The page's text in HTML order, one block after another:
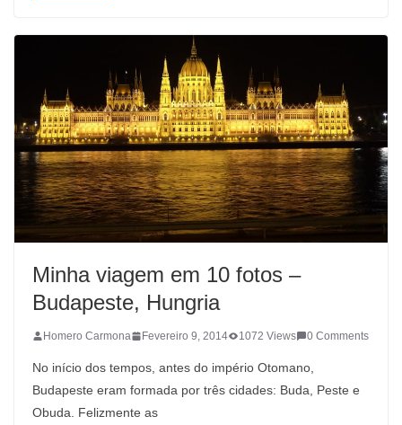
Minha viagem em 10 fotos –
Budapeste, Hungria
Homero Carmona Fevereiro 9, 2014 1072 Views 0 Comments
No início dos tempos, antes do império Otomano,
Budapeste eram formada por três cidades: Buda, Peste e
Obuda. Felizmente as